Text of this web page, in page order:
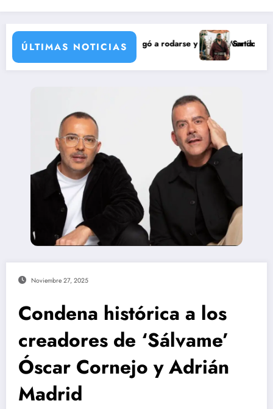
ÚLTIMAS NOTICIAS
María Castro
Ordóñez que nunca llegó a rodarse y que convertía a Isabel Pantoja
‘Sandokán’ tendrá
Noviembre 27, 2025
Condena histórica a los
creadores de ‘Sálvame’
Óscar Cornejo y Adrián
Madrid